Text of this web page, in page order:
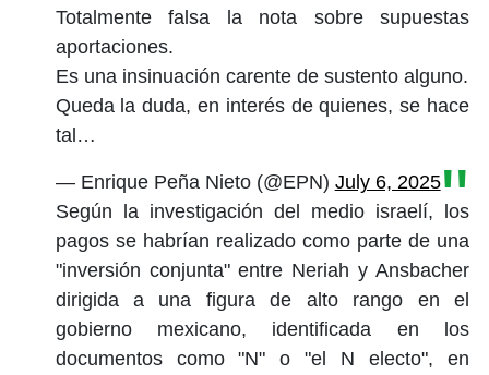
Totalmente falsa la nota sobre supuestas
aportaciones.
Es una insinuación carente de sustento alguno.
Queda la duda, en interés de quienes, se hace
tal…
— Enrique Peña Nieto (@EPN) July 6, 2025
Según la investigación del medio israelí, los
pagos se habrían realizado como parte de una
"inversión conjunta" entre Neriah y Ansbacher
dirigida a una figura de alto rango en el
gobierno mexicano, identificada en los
documentos como "N" o "el N electo", en